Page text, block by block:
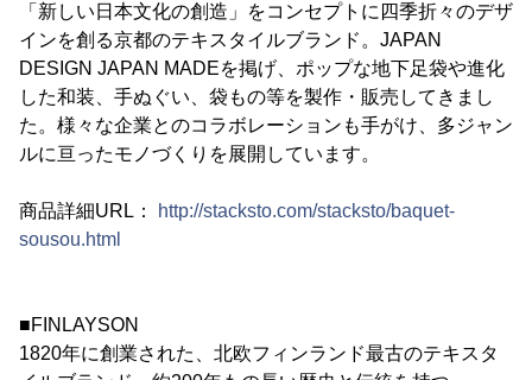
「新しい日本文化の創造」をコンセプトに四季折々のデザ
インを創る京都のテキスタイルブランド。JAPAN
DESIGN JAPAN MADEを掲げ、ポップな地下足袋や進化
した和装、手ぬぐい、袋もの等を製作・販売してきまし
た。様々な企業とのコラボレーションも手がけ、多ジャン
ルに亘ったモノづくりを展開しています。
商品詳細URL：
http://stacksto.com/stacksto/baquet-
sousou.html
■FINLAYSON
1820年に創業された、北欧フィンランド最古のテキスタ